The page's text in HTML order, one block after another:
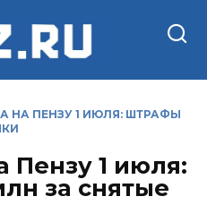
НА ПЕНЗУ 1 ИЮЛЯ: ШТРАФЫ
Пензу 1 июля:
за снятые